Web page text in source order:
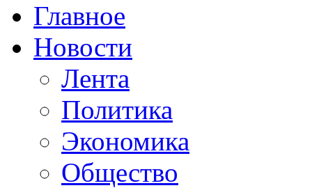
Главное
Новости
Лента
Политика
Экономика
Общество